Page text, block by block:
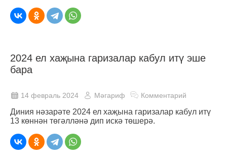
2024 ел хаҗына гаризалар кабул итү эше
бара
14 февраль 2024 Мәгариф Комментарий
Диния нәзарәте 2024 ел хаҗына гаризалар кабул итү
13 көннән төгәлләнә дип искә төшерә.